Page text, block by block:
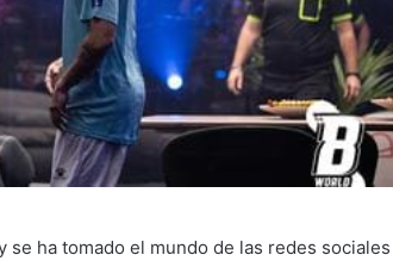
se ha tomado el mundo de las redes sociales